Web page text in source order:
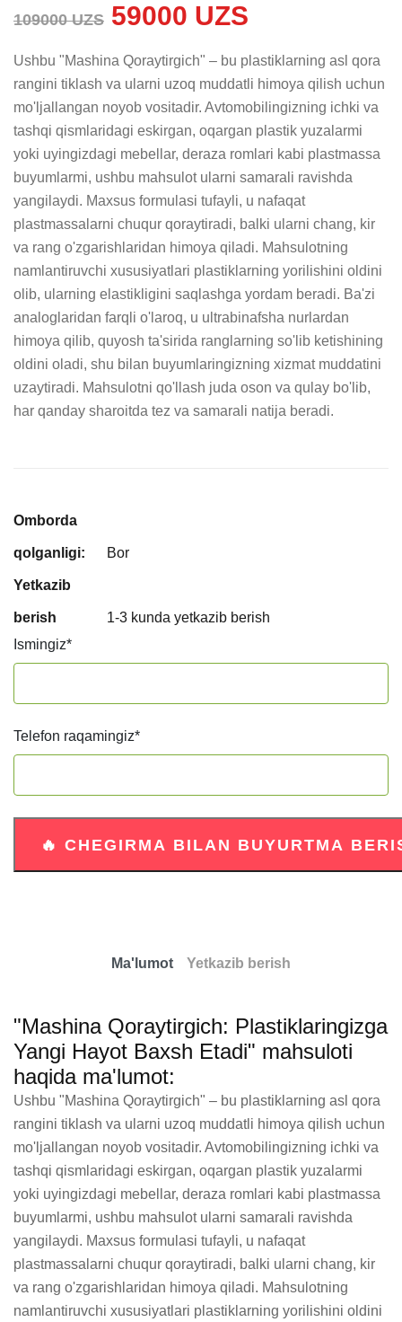
109000 UZS 59000 UZS
Ushbu "Mashina Qoraytirgich" – bu plastiklarning asl qora
rangini tiklash va ularni uzoq muddatli himoya qilish uchun
mo'ljallangan noyob vositadir. Avtomobilingizning ichki va
tashqi qismlaridagi eskirgan, oqargan plastik yuzalarmi
yoki uyingizdagi mebellar, deraza romlari kabi plastmassa
buyumlarmi, ushbu mahsulot ularni samarali ravishda
yangilaydi. Maxsus formulasi tufayli, u nafaqat
plastmassalarni chuqur qoraytiradi, balki ularni chang, kir
va rang o'zgarishlaridan himoya qiladi. Mahsulotning
namlantiruvchi xususiyatlari plastiklarning yorilishini oldini
olib, ularning elastikligini saqlashga yordam beradi. Ba'zi
analoglaridan farqli o'laroq, u ultrabinafsha nurlardan
himoya qilib, quyosh ta'sirida ranglarning so'lib ketishining
oldini oladi, shu bilan buyumlaringizning xizmat muddatini
uzaytiradi. Mahsulotni qo'llash juda oson va qulay bo'lib,
har qanday sharoitda tez va samarali natija beradi.
Omborda
qolganligi: Bor
Yetkazib
berish
1-3 kunda yetkazib berish
Ismingiz*
Telefon raqamingiz*
Ma'lumot Yetkazib berish
"Mashina Qoraytirgich: Plastiklaringizga
Yangi Hayot Baxsh Etadi" mahsuloti
haqida ma'lumot:
Ushbu "Mashina Qoraytirgich" – bu plastiklarning asl qora
rangini tiklash va ularni uzoq muddatli himoya qilish uchun
mo'ljallangan noyob vositadir. Avtomobilingizning ichki va
tashqi qismlaridagi eskirgan, oqargan plastik yuzalarmi
yoki uyingizdagi mebellar, deraza romlari kabi plastmassa
buyumlarmi, ushbu mahsulot ularni samarali ravishda
yangilaydi. Maxsus formulasi tufayli, u nafaqat
plastmassalarni chuqur qoraytiradi, balki ularni chang, kir
va rang o'zgarishlaridan himoya qiladi. Mahsulotning
namlantiruvchi xususiyatlari plastiklarning yorilishini oldini